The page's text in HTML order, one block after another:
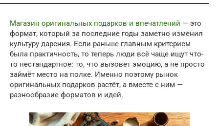
Магазин оригинальных подарков и впечатлений — это
формат, который за последние годы заметно изменил
культуру дарения. Если раньше главным критерием
была практичность, то теперь люди всё чаще ищут что-
то нестандартное: то, что вызовет эмоцию, а не просто
займёт место на полке. Именно поэтому рынок
оригинальных подарков растёт, а вместе с ним —
разнообразие форматов и идей.